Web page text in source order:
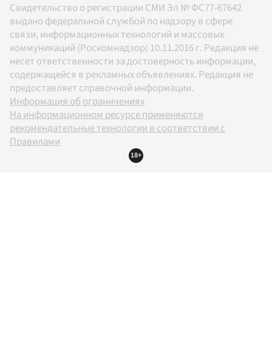
Свидетельство о регистрации СМИ Эл № ФС77-67642
выдано федеральной службой по надзору в сфере
связи, информационных технологий и массовых
коммуникаций (Роскомнадзор) 10.11.2016 г. Редакция не
несет ответственности за достоверность информации,
содержащейся в рекламных объявлениях. Редакция не
предоставляет справочной информации.
Информация об ограничениях
На информационном ресурсе применяются
рекомендательные технологии в соответствии с
Правилами
18+